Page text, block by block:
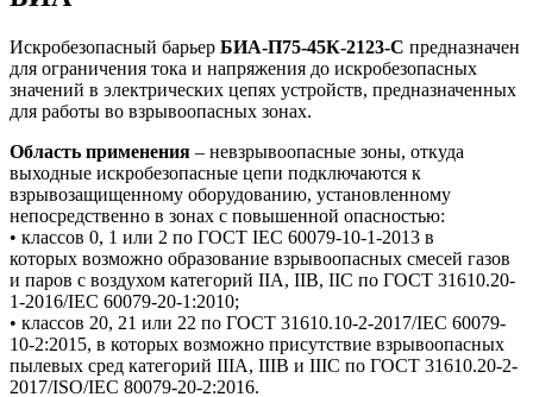
Искробезопасный барьер БИА-П75-45К-2123-С предназначен
для ограничения тока и напряжения до искробезопасных
значений в электрических цепях устройств, предназначенных
для работы во взрывоопасных зонах.
Область применения – невзрывоопасные зоны, откуда
выходные искробезопасные цепи подключаются к
взрывозащищенному оборудованию, установленному
непосредственно в зонах с повышенной опасностью:
• классов 0, 1 или 2 по ГОСТ IEC 60079-10-1-2013 в
которых возможно образование взрывоопасных смесей газов
и паров с воздухом категорий IIA, IIB, IIС по ГОСТ 31610.20-
1-2016/IEC 60079-20-1:2010;
• классов 20, 21 или 22 по ГОСТ 31610.10-2-2017/IEC 60079-
10-2:2015, в которых возможно присутствие взрывоопасных
пылевых сред категорий IIIА, IIIВ и IIIC по ГОСТ 31610.20-2-
2017/ISO/IEC 80079-20-2:2016.